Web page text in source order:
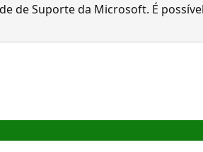
de Suporte da Microsoft. É